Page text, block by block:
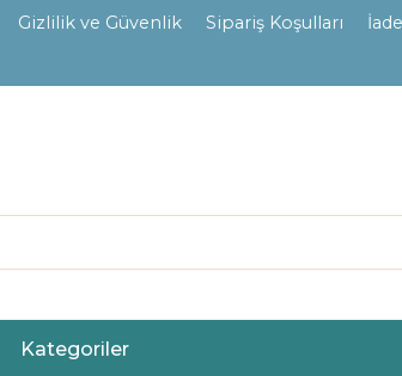
Gizlilik ve Güvenlik Sipariş Koşulları
Kategoriler